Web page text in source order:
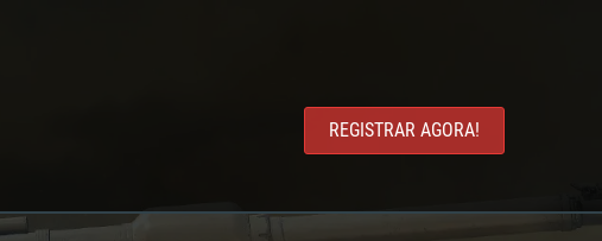
REGISTRAR AGORA!